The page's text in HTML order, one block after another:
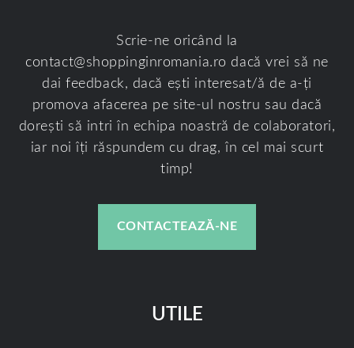
Scrie-ne oricând la
contact@shoppinginromania.ro dacă vrei să ne
dai feedback, dacă ești interesat/ă de a-ți
promova afacerea pe site-ul nostru sau dacă
dorești să intri în echipa noastră de colaboratori,
iar noi îți răspundem cu drag, în cel mai scurt
timp!
CONTACTEAZĂ-NE
UTILE